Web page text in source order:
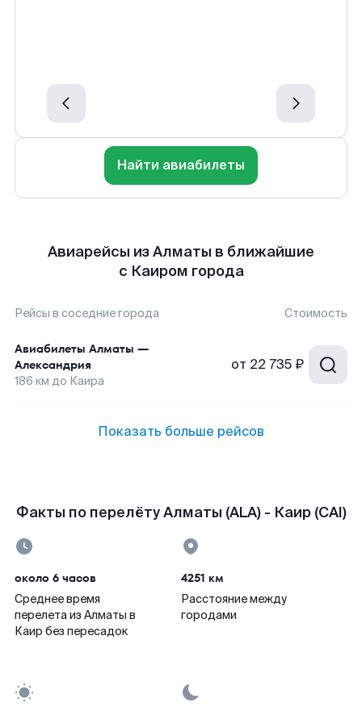
Найти авиабилеты
Авиарейсы из Алматы в ближайшие
с Каиром города
Рейсы в соседние города Стоимость
Авиабилеты Алматы —
Александрия
186 км до Каира
от 22 735 ₽
Показать больше рейсов
Факты по перелёту Алматы (ALA) - Каир (CAI)
около 6 часов
Среднее время
перелета из Алматы в
Каир без пересадок
4251 км
Расстояние между
городами